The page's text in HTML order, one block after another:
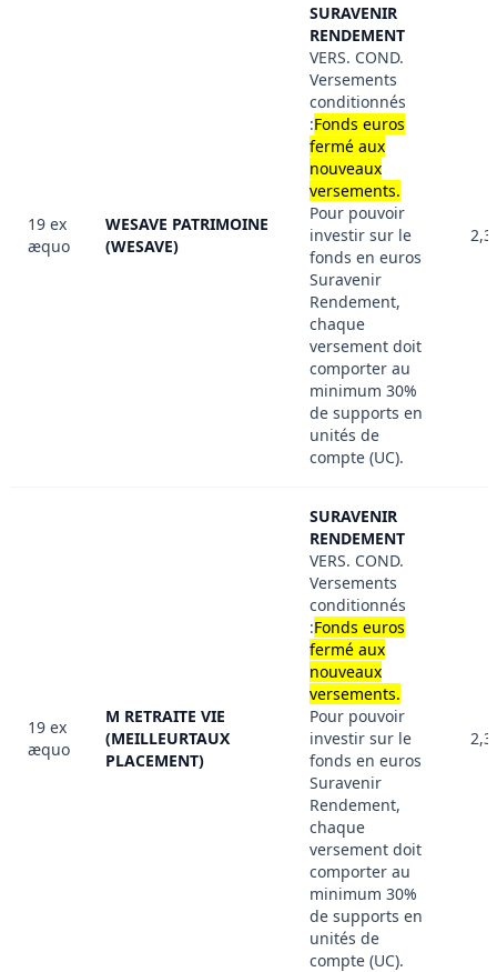
19 ex
æquo
WESAVE PATRIMOINE
(WESAVE)
SURAVENIR
RENDEMENT
VERS. COND.
Versements
conditionnés
:Fonds euros
fermé aux
nouveaux
versements.
Pour pouvoir
investir sur le
fonds en euros
Suravenir
Rendement,
chaque
versement doit
comporter au
minimum 30%
de supports en
unités de
compte (UC).
19 ex
æquo
M RETRAITE VIE
(MEILLEURTAUX
PLACEMENT)
SURAVENIR
RENDEMENT
VERS. COND.
Versements
conditionnés
:Fonds euros
fermé aux
nouveaux
versements.
Pour pouvoir
investir sur le
fonds en euros
Suravenir
Rendement,
chaque
versement doit
comporter au
minimum 30%
de supports en
unités de
compte (UC).